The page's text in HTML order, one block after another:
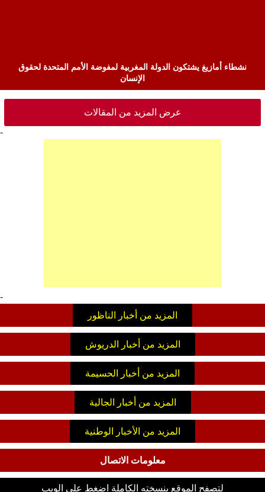
نشطاء أمازيغ يشتكون الدولة المغربية لمفوضة الأمم المتحدة لحقوق
الإنسان
عرض المزيد من المقالات
-
-
المزيد من أخبار الناظور
المزيد من أخبار الدريوش
المزيد من أخبار الحسيمة
المزيد من أخبار الجالية
المزيد من الأخبار الوطنية
معلومات الاتصال
لتصفح الموقع بنسخته الكاملة اضغط على الويب